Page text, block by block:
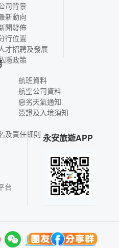
司背景
新動向
聞發佈
行位置
才招聘及發展
隱政策
航班資料
航空公司資料
惡劣天氣通知
簽證及入境須知
及責任細則
台
永安旅遊APP